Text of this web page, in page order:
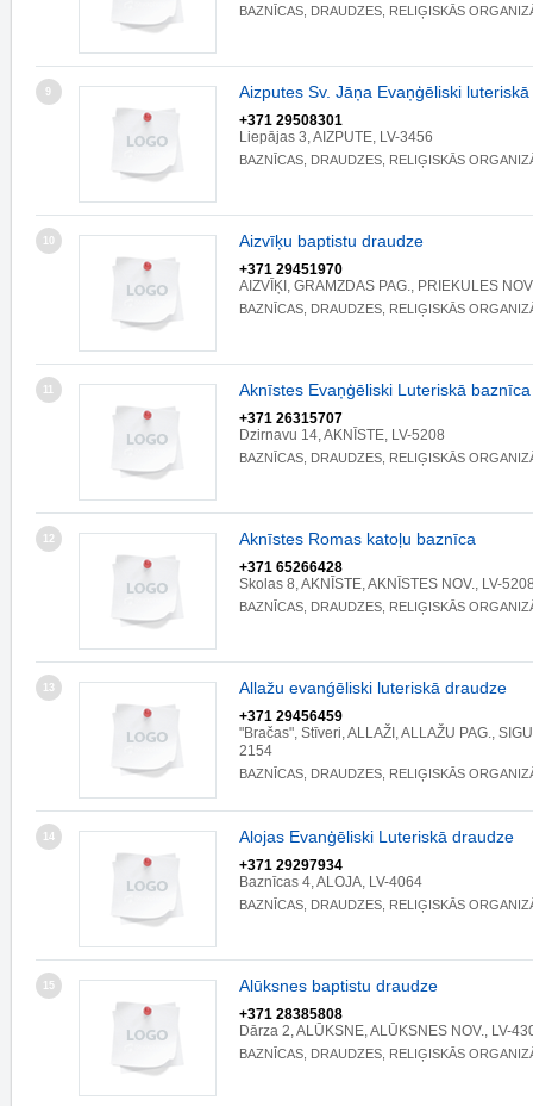
BAZNĪCAS, DRAUDZES, RELIĢISKĀS
9 Aizputes Sv. Jāņa Evaņģēliski
+371 29508301
Liepājas 3, AIZPUTE, LV-3456
BAZNĪCAS, DRAUDZES, RELIĢISKĀS
10 Aizvīķu baptistu draudze
+371 29451970
AIZVĪĶI, GRAMZDAS PAG., PRIEKULES
BAZNĪCAS, DRAUDZES, RELIĢISKĀS
11 Aknīstes Evaņģēliski Luteriskā baznīca
+371 26315707
Dzirnavu 14, AKNĪSTE, LV-5208
BAZNĪCAS, DRAUDZES, RELIĢISKĀS
12 Aknīstes Romas katoļu baznīca
+371 65266428
Skolas 8, AKNĪSTE, AKNĪSTES NOV., LV-
BAZNĪCAS, DRAUDZES, RELIĢISKĀS
13 Allažu evanǵēliski luteriskā draudze
+371 29456459
"Bračas", Stīveri, ALLAŽI, ALLAŽU PAG.,
2154
BAZNĪCAS, DRAUDZES, RELIĢISKĀS
14 Alojas Evanģēliski Luteriskā draudze
+371 29297934
Baznīcas 4, ALOJA, LV-4064
BAZNĪCAS, DRAUDZES, RELIĢISKĀS
15 Alūksnes baptistu draudze
+371 28385808
Dārza 2, ALŪKSNE, ALŪKSNES NOV., LV-
BAZNĪCAS, DRAUDZES, RELIĢISKĀS